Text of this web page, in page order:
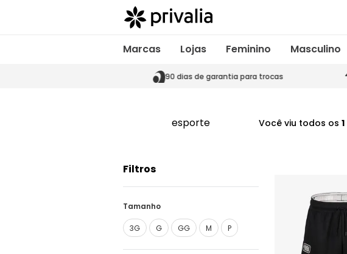
Marcas Lojas Feminino Masculino
90 dias de garantia para trocas
esporte Você viu todos os 1
Filtros
Tamanho
3G G GG M P